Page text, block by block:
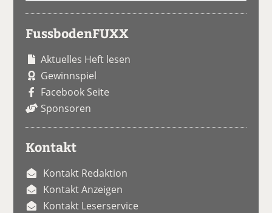
FussbodenFUXX
Aktuelles Heft lesen
Gewinnspiel
Facebook Seite
Sponsoren
Kontakt
Kontakt Redaktion
Kontakt Anzeigen
Kontakt Leserservice